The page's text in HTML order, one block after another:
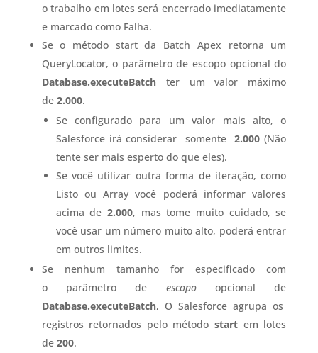
o trabalho em lotes será encerrado imediatamente
e marcado como Falha.
Se o método start da Batch Apex retorna um
QueryLocator, o parâmetro de escopo opcional do
Database.executeBatch ter um valor máximo
de 2.000.
Se configurado para um valor mais alto, o
Salesforce irá considerar somente 2.000 (Não
tente ser mais esperto do que eles).
Se você utilizar outra forma de iteração, como
Listo ou Array você poderá informar valores
acima de2.000, mas tome muito cuidado, se
você usar um número muito alto, poderá entrar
em outros limites.
Se nenhum tamanho for especificado com
o parâmetro de escopoopcional de
Database.executeBatch, O Salesforce agrupa os
registros retornados pelo métodostart em lotes
de 200.